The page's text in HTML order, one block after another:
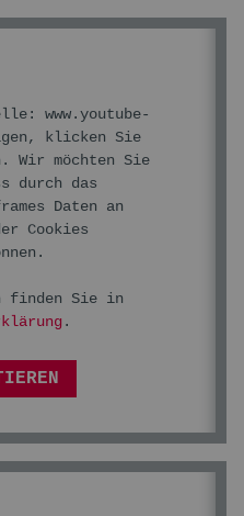
www.youtube-
klicken Sie
Wir möchten Sie
durch das
Daten an
Cookies
finden Sie in
.